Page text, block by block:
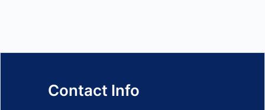
Contact Info